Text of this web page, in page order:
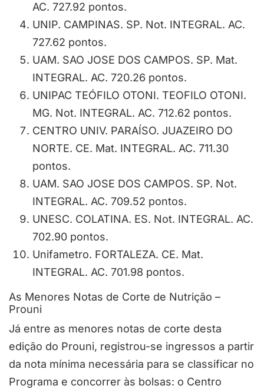
AC. 727.92 pontos.
UNIP. CAMPINAS. SP. Not. INTEGRAL. AC.
727.62 pontos.
UAM. SAO JOSE DOS CAMPOS. SP. Mat.
INTEGRAL. AC. 720.26 pontos.
UNIPAC TEÓFILO OTONI. TEOFILO OTONI.
MG. Not. INTEGRAL. AC. 712.62 pontos.
CENTRO UNIV. PARAÍSO. JUAZEIRO DO
NORTE. CE. Mat. INTEGRAL. AC. 711.30
pontos.
UAM. SAO JOSE DOS CAMPOS. SP. Not.
INTEGRAL. AC. 709.52 pontos.
UNESC. COLATINA. ES. Not. INTEGRAL. AC.
702.90 pontos.
Unifametro. FORTALEZA. CE. Mat.
INTEGRAL. AC. 701.98 pontos.
As Menores Notas de Corte de Nutrição –
Prouni
Já entre as menores notas de corte desta
edição do Prouni, registrou-se ingressos a partir
da nota mínima necessária para se classificar no
Programa e concorrer às bolsas: o Centro